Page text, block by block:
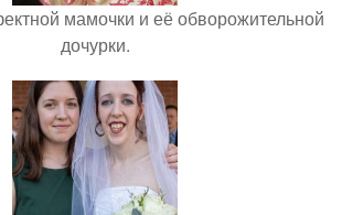
мамочки и её обворожительной
дочурки.